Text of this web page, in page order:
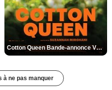
Cotton Queen Bande-annonce VO STFR
à ne pas manquer